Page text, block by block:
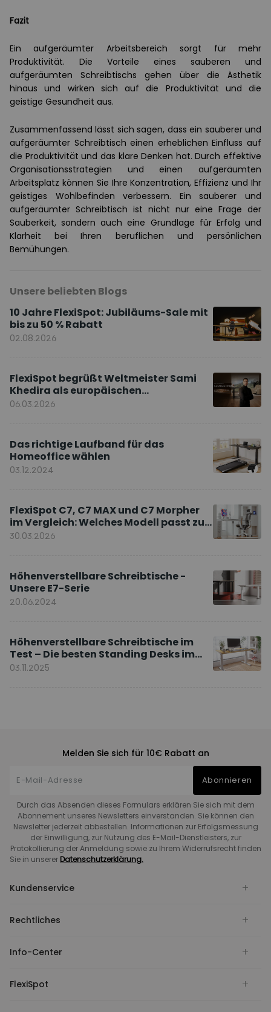
Fazit
Ein aufgeräumter Arbeitsbereich sorgt für mehr
Produktivität. Die Vorteile eines sauberen und
aufgeräumten Schreibtischs gehen über die Ästhetik
hinaus und wirken sich auf die Produktivität und die
geistige Gesundheit aus.
Zusammenfassend lässt sich sagen, dass ein sauberer und
aufgeräumter Schreibtisch einen erheblichen Einfluss auf
die Produktivität und das klare Denken hat. Durch effektive
Organisationsstrategien und einen aufgeräumten
Arbeitsplatz können Sie Ihre Konzentration, Effizienz und Ihr
geistiges Wohlbefinden verbessern. Ein sauberer und
aufgeräumter Schreibtisch ist nicht nur eine Frage der
Sauberkeit, sondern auch eine Grundlage für Erfolg und
Klarheit bei Ihren beruflichen und persönlichen
Bemühungen.
Unsere beliebten Blogs
10 Jahre FlexiSpot: Jubiläums-Sale mit
bis zu 50 % Rabatt
02.08.2026
FlexiSpot begrüßt Weltmeister Sami
Khedira als europäischen
Markenbotschafter
06.03.2026
Das richtige Laufband für das
Homeoffice wählen
03.12.2024
FlexiSpot C7, C7 MAX und C7 Morpher
im Vergleich: Welches Modell passt zu
Ihnen?
30.03.2026
Höhenverstellbare Schreibtische -
Unsere E7-Serie
20.06.2024
Höhenverstellbare Schreibtische im
Test – Die besten Standing Desks im
Vergleich
03.11.2025
Melden Sie sich für 10€ Rabatt an
Abonnieren
Durch das Absenden dieses Formulars erklären Sie sich mit dem
Abonnement unseres Newsletters einverstanden. Sie können den
Newsletter jederzeit abbestellen. Informationen zur Erfolgsmessung
der Einwilligung, zur Nutzung des E-Mail-Dienstleisters, zur
Protokollierung der Anmeldung sowie zu Ihrem Widerrufsrecht finden
Sie in unserer Datenschutzerklärung.
Kundenservice
Rechtliches
Info-Center
FlexiSpot